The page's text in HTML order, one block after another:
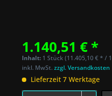
1.140,51 € *
Inhalt: 1 Stück (11.405,10 € * /
inkl. MwSt.zzgl. Versandkosten
Lieferzeit 7 Werktage